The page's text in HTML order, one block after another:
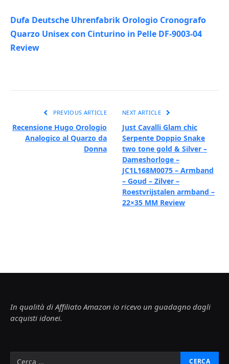
Dufa Deutsche Uhrenfabrik Orologio Cronografo
Quarzo Unisex con Cinturino in Pelle DF-9003-04
Review
PREVIOUS ARTICLE
Recensione Hugo Orologio
Analogico al Quarzo da
Donna
NEXT ARTICLE
Just Cavalli Glam chic
Serpente Doppio Snake
two tone gold & Silver –
Dameshorloge –
JC1L168M0075 – Armband
– Goud – Zilver –
Roestvrijstalen armband –
22×35 MM Review
In qualità di Affiliato Amazon io ricevo un guadagno dagli
acquisti idonei.